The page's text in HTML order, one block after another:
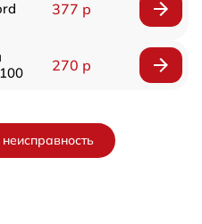
377 р
270 р